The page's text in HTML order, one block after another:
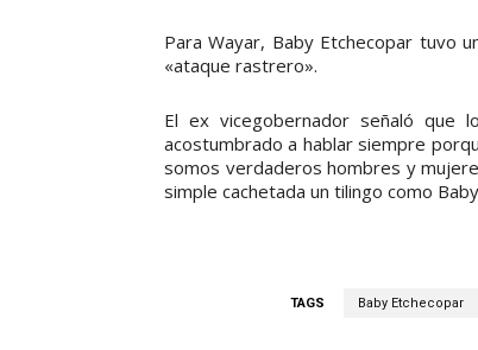
Para Wayar, Baby Etchecopar tuvo
«ataque rastrero».
El ex vicegobernador señaló que
acostumbrado a hablar siempre
somos verdaderos hombres y
simple cachetada un tilingo como
TAGS Baby Etchecopar